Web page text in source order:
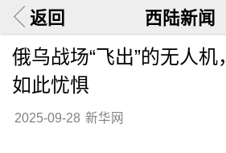
返回 西陆新闻
俄乌战场“飞出”的无人机
如此忧惧
2025-09-28 新华网